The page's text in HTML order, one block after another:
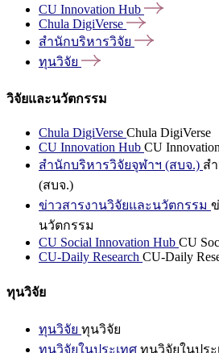
CU Innovation Hub
Chula DigiVerse
สำนักบริหารวิจัย
ทุนวิจัย
วิจัยและนวัตกรรม
Chula DigiVerse Chula DigiVerse
CU Innovation Hub CU
สำนักบริหารวิจัยจุฬาฯ (สบจ.) ส
(สบจ.)
ข่าวสารงานวิจัยและนวัตกรรม
นวัตกรรม
CU Social Innovation Hub CU
CU-Daily Research CU-Daily
ทุนวิจัย
ทุนวิจัย ทุนวิจัย
ทุนวิจัยในประเทศ ทุนวิจัยในประ